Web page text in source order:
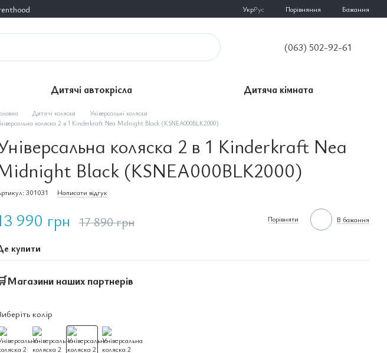
УкрРус Порівняння Бажання
(063) 502-92-61
Дитячі автокрісла Дитяча кімната
Дитячі коляски
Універсальні коляски
коляска 2 в 1 Kinderkraft Nea Midnight Black (KSNEA000BLK2000)
коляска 2 в 1 Kinderkraft Nea
Black (KSNEA000BLK2000)
301031 Написати відгук
990 грн 17 890 грн Порівняти В бажання
купити
Магазини наших партнерів
колір